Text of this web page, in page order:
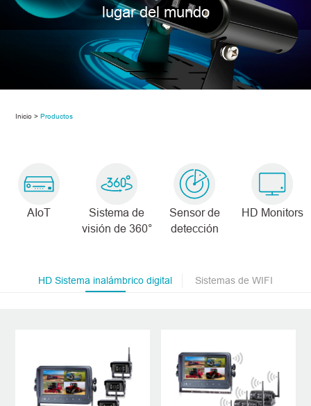
lugar del mundo
Inicio > Productos
AIoT
Sistema de
visión de 360°
Sensor de
detección
HD Monitors
HD Sistema inalámbrico digital Sistemas de WIFI